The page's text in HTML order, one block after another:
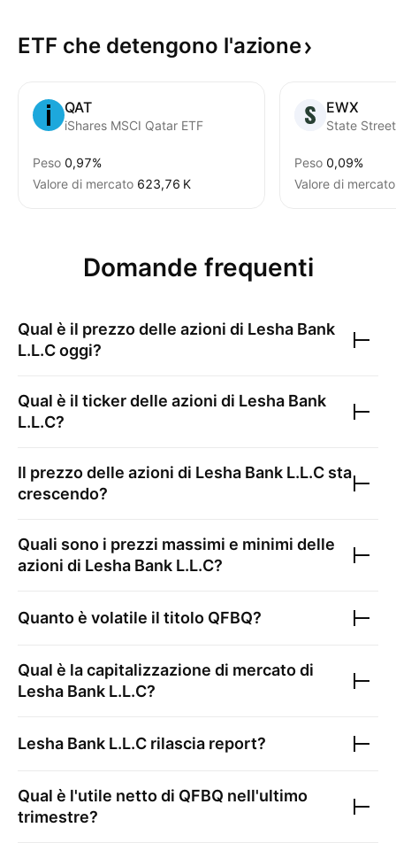
ETF che detengono l'azione
QAT
iShares MSCI Qatar ETF
Peso 0,97%
Valore di mercato ‪623,76 K‬
EWX
Peso 0,09%
Valore di mercato
Domande frequenti
Qual è il prezzo delle azioni di Lesha Bank
L.L.Coggi?
Qual è il ticker delle azioni di Lesha Bank
L.L.C?
Il prezzo delle azioni di Lesha Bank L.L.C sta
crescendo?
Quali sono i prezzi massimi e minimi delle
azioni di Lesha Bank L.L.C?
Quanto è volatile il titolo QFBQ?
Qual è la capitalizzazione di mercato di
Lesha Bank L.L.C?
Lesha Bank L.L.C rilascia report?
Qual è l'utile netto di QFBQ nell'ultimo
trimestre?